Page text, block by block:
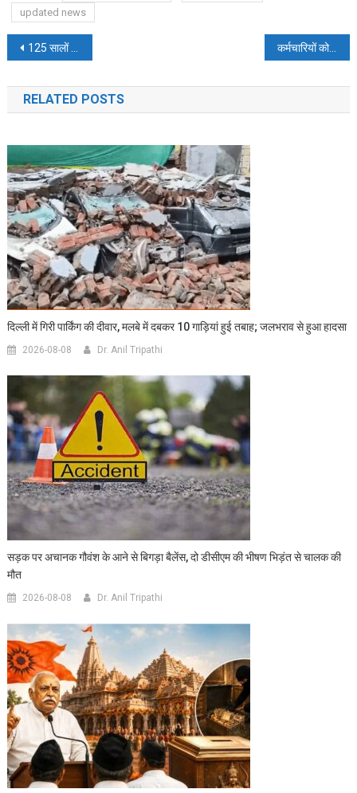
updated news
Post
navigation
125 सालों में पांचवीं बार सूखा निकला जून, क्या जुलाई भी देने वाली है धोखा? जानें क्यों रूठ गया मौसम कर्मचारियों को दें Work From Home और हाफ डे’, मुंबई में भारी बारिश के बीच SDMA ने दी सलाह
RELATED POSTS
दिल्ली में गिरी पार्किंग की दीवार, मलबे में दबकर 10 गाड़ियां हुई तबाह; जलभराव से हुआ हादसा
2026-08-08 Dr. Anil Tripathi
सड़क पर अचानक गौवंश के आने से बिगड़ा बैलेंस, दो डीसीएम की भीषण भिड़ंत से चालक की
मौत
2026-08-08 Dr. Anil Tripathi